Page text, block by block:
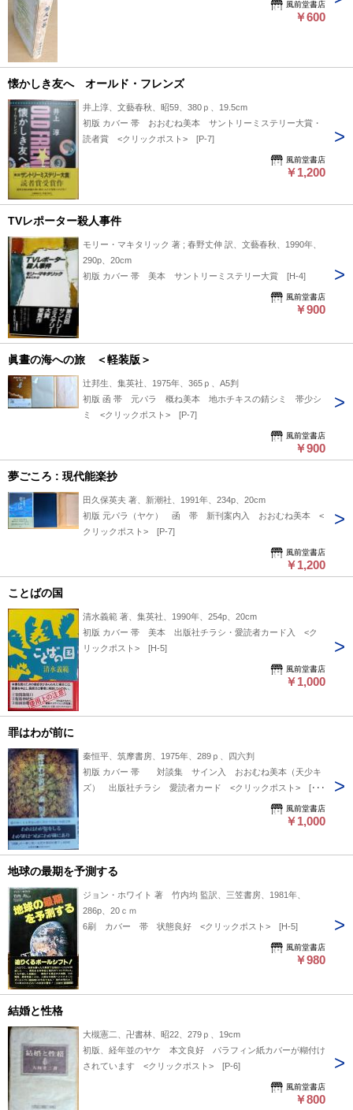
風前堂書店
￥600
懐かしき友へ オールド・フレンズ
井上淳、文藝春秋、昭59、380ｐ、19.5cm
初版 カバー 帯 おおむね美本 サントリーミステリー大賞・
読者賞 <クリックポスト> [P-7]
風前堂書店
￥1,200
TVレポーター殺人事件
モリー・マキタリック 著 ; 春野丈伸 訳、文藝春秋、1990年、
290p、20cm
初版 カバー 帯 美本 サントリーミステリー大賞 [H-4]
風前堂書店
￥900
眞晝の海への旅 ＜軽装版＞
辻邦生、集英社、1975年、365ｐ、A5判
初版 函 帯 元パラ 概ね美本 地ホチキスの錆シミ 帯少シ
ミ <クリックポスト> [P-7]
風前堂書店
￥900
夢ごころ : 現代能楽抄
田久保英夫 著、新潮社、1991年、234p、20cm
初版 元パラ（ヤケ） 函 帯 新刊案内入 おおむね美本 <
クリックポスト> [P-7]
風前堂書店
￥1,200
ことばの国
清水義範 著、集英社、1990年、254p、20cm
初版 カバー 帯 美本 出版社チラシ・愛読者カード入 <ク
リックポスト> [H-5]
風前堂書店
￥1,000
罪はわが前に
秦恒平、筑摩書房、1975年、289ｐ、四六判
初版 カバー 帯 対談集 サイン入 おおむね美本（天少キ
ズ） 出版社チラシ 愛読者カード <クリックポスト> [P-
風前堂書店
￥1,000
地球の最期を予測する
ジョン・ホワイト 著 竹内均 監訳、三笠書房、1981年、
286p、20ｃｍ
6刷 カバー 帯 状態良好 <クリックポスト> [H-5]
風前堂書店
￥980
結婚と性格
大槻憲二、卍書林、昭22、279ｐ、19cm
初版、経年並のヤケ 本文良好 パラフィン紙カバーが糊付け
されています <クリックポスト> [P-6]
風前堂書店
￥800